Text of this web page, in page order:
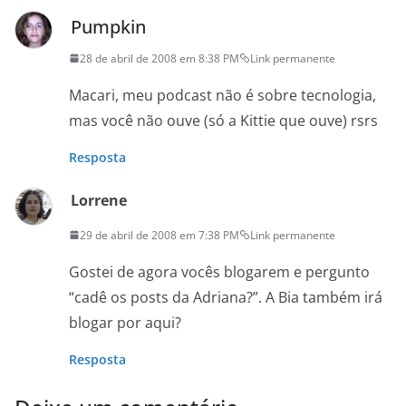
Pumpkin
28 de abril de 2008 em 8:38 PM Link permanente
Macari, meu podcast não é sobre tecnologia,
mas você não ouve (só a Kittie que ouve) rsrs
Resposta
Lorrene
29 de abril de 2008 em 7:38 PM Link permanente
Gostei de agora vocês blogarem e pergunto
“cadê os posts da Adriana?”. A Bia também irá
blogar por aqui?
Resposta